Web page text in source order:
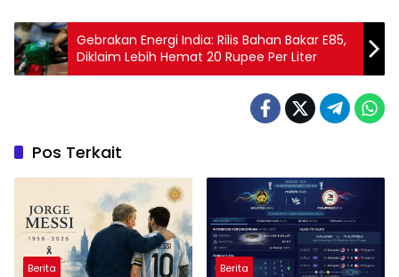
Gebrakan Energi India: Rilis Bahan Bakar E85,
Diklaim Lebih Hemat 20 Rupee Per Liter
Pos Terkait
Berita Berita